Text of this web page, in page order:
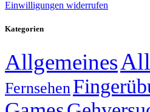
Einwilligungen widerrufen
Kategorien
Allgemeines
Fernsehen